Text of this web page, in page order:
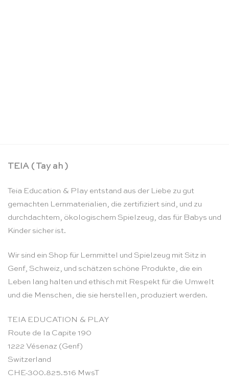
TEIA ( Tay ah )
Teia Education & Play entstand aus der Liebe zu gut
gemachten Lernmaterialien, die zertifiziert sind, und zu
durchdachtem, ökologischem Spielzeug, das für Babys und
Kinder sicher ist.
Wir sind ein Shop für Lernmittel und Spielzeug mit Sitz in
Genf, Schweiz, und schätzen schöne Produkte, die ein
Leben lang halten und ethisch mit Respekt für die Umwelt
und die Menschen, die sie herstellen, produziert werden.
TEIA EDUCATION & PLAY
Route de la Capite 190
1222 Vésenaz (Genf)
Switzerland
CHE-300.825.516 MwsT